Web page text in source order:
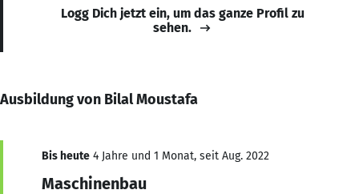
Logg Dich jetzt ein, um das ganze Profil zu
sehen.
Ausbildung von Bilal Moustafa
Bis heute 4 Jahre und 1 Monat, seit Aug. 2022
Maschinenbau